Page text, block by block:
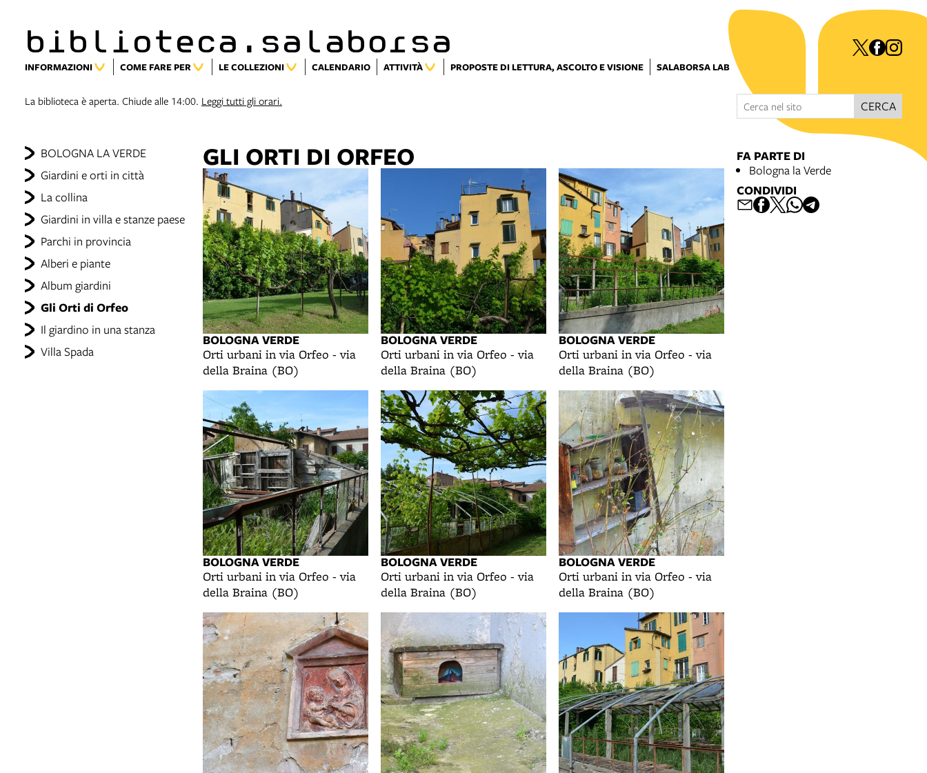
biblioteca.salaborsa
INFORMAZIONI COME FARE PER LE COLLEZIONI CALENDARIO ATTIVITÀ PROPOSTE DI LETTURA, ASCOLTO E VISIONE SALABORSA LAB
La biblioteca è aperta. Chiude alle 14:00. Leggi tutti gli orari. CERCA
BOLOGNA LA VERDE
Giardini e orti in città
La collina
Giardini in villa e stanze paese
Parchi in provincia
Alberi e piante
Album giardini
Gli Orti di Orfeo
Il giardino in una stanza
Villa Spada
GLI ORTI DI ORFEO
BOLOGNA VERDE
Orti urbani in via Orfeo - via
della Braina (BO)
BOLOGNA VERDE
Orti urbani in via Orfeo - via
della Braina (BO)
BOLOGNA VERDE
Orti urbani in via Orfeo - via
della Braina (BO)
BOLOGNA VERDE
Orti urbani in via Orfeo - via
della Braina (BO)
BOLOGNA VERDE
Orti urbani in via Orfeo - via
della Braina (BO)
BOLOGNA VERDE
Orti urbani in via Orfeo - via
della Braina (BO)
FA PARTE DI
Bologna la Verde
CONDIVIDI